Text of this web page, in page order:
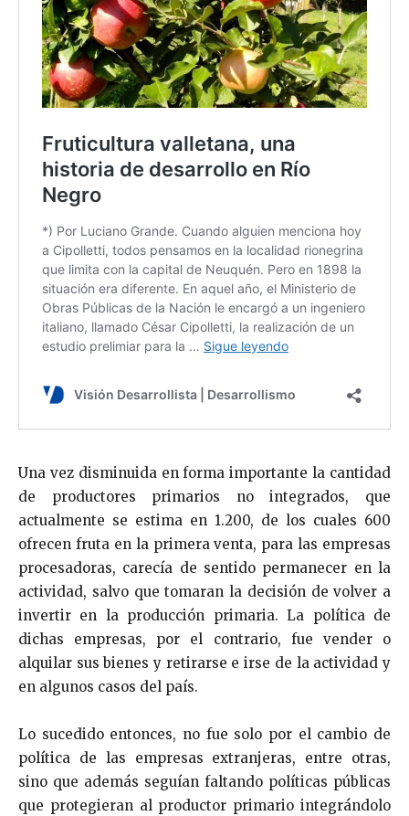
Una vez disminuida en forma importante la cantidad
de productores primarios no integrados, que
actualmente se estima en 1.200, de los cuales 600
ofrecen fruta en la primera venta, para las empresas
procesadoras, carecía de sentido permanecer en la
actividad, salvo que tomaran la decisión de volver a
invertir en la producción primaria. La política de
dichas empresas, por el contrario, fue vender o
alquilar sus bienes y retirarse e irse de la actividad y
en algunos casos del país.
Lo sucedido entonces, no fue solo por el cambio de
política de las empresas extranjeras, entre otras,
sino que además seguían faltando políticas públicas
que protegieran al productor primario integrándolo